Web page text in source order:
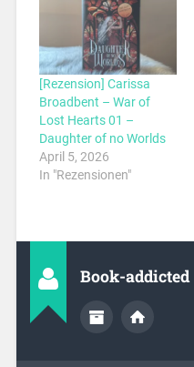
[Rezension] Carissa
Broadbent – War of
Lost Hearts 01 –
Daughter of no Worlds
April 5, 2026
In "Rezensionen"
Book-addicted